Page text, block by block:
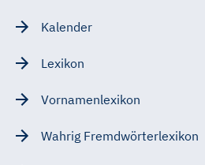
Kalender
Lexikon
Vornamenlexikon
Wahrig Fremdwörterlexikon